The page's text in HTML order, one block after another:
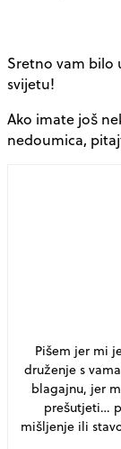
Sretno vam bilo
svijetu!
Ako imate još
nedoumica,
Pišem jer mi
druženje s
blagajnu, jer
prešutjeti…
mišljenje ili